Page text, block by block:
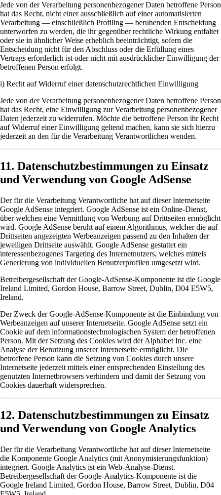
Jede von der Verarbeitung personenbezogener Daten betroffene Person
hat das Recht, nicht einer ausschließlich auf einer automatisierten
Verarbeitung — einschließlich Profiling — beruhenden Entscheidung
unterworfen zu werden, die ihr gegenüber rechtliche Wirkung entfaltet
oder sie in ähnlicher Weise erheblich beeinträchtigt, sofern die
Entscheidung nicht für den Abschluss oder die Erfüllung eines
Vertrags erforderlich ist oder nicht mit ausdrücklicher Einwilligung der
betroffenen Person erfolgt.
i) Recht auf Widerruf einer datenschutzrechtlichen Einwilligung
Jede von der Verarbeitung personenbezogener Daten betroffene Person
hat das Recht, eine Einwilligung zur Verarbeitung personenbezogener
Daten jederzeit zu widerrufen. Möchte die betroffene Person ihr Recht
auf Widerruf einer Einwilligung geltend machen, kann sie sich hierzu
jederzeit an den für die Verarbeitung Verantwortlichen wenden.
11. Datenschutzbestimmungen zu Einsatz
und Verwendung von Google AdSense
Der für die Verarbeitung Verantwortliche hat auf dieser Internetseite
Google AdSense integriert. Google AdSense ist ein Online-Dienst,
über welchen eine Vermittlung von Werbung auf Drittseiten ermöglicht
wird. Google AdSense beruht auf einem Algorithmus, welcher die auf
Drittseiten angezeigten Werbeanzeigen passend zu den Inhalten der
jeweiligen Drittseite auswählt. Google AdSense gestattet ein
interessenbezogenes Targeting des Internetnutzers, welches mittels
Generierung von individuellen Benutzerprofilen umgesetzt wird.
Betreibergesellschaft der Google-AdSense-Komponente ist die Google
Ireland Limited, Gordon House, Barrow Street, Dublin, D04 E5W5,
Ireland.
Der Zweck der Google-AdSense-Komponente ist die Einbindung von
Werbeanzeigen auf unserer Internetseite. Google AdSense setzt ein
Cookie auf dem informationstechnologischen System der betroffenen
Person. Mit der Setzung des Cookies wird der Alphabet Inc. eine
Analyse der Benutzung unserer Internetseite ermöglicht. Die
betroffene Person kann die Setzung von Cookies durch unsere
Internetseite jederzeit mittels einer entsprechenden Einstellung des
genutzten Internetbrowsers verhindern und damit der Setzung von
Cookies dauerhaft widersprechen.
12. Datenschutzbestimmungen zu Einsatz
und Verwendung von Google Analytics
Der für die Verarbeitung Verantwortliche hat auf dieser Internetseite
die Komponente Google Analytics (mit Anonymisierungsfunktion)
integriert. Google Analytics ist ein Web-Analyse-Dienst.
Betreibergesellschaft der Google-Analytics-Komponente ist die
Google Ireland Limited, Gordon House, Barrow Street, Dublin, D04